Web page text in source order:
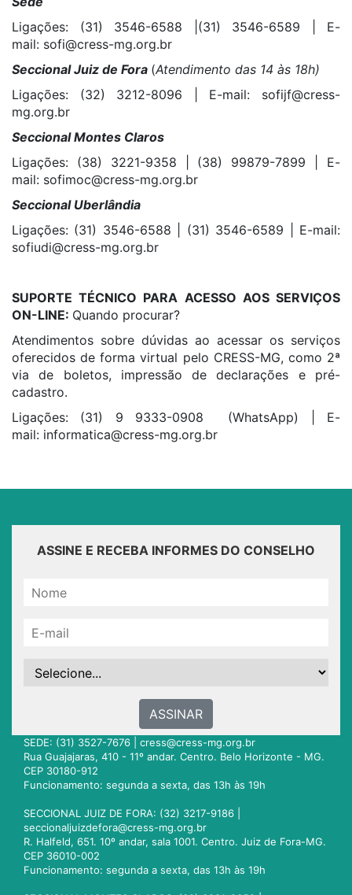
Ligações: (31) 3546-6588 |(31) 3546-6589 | E-
mail: sofi@cress-mg.org.br
Seccional Juiz de Fora (Atendimento das 14 às 18h)
Ligações: (32) 3212-8096 | E-mail: sofijf@cress-
mg.org.br
Seccional Montes Claros
Ligações: (38) 3221-9358 | (38) 99879-7899 | E-
mail: sofimoc@cress-mg.org.br
Seccional Uberlândia
Ligações: (31) 3546-6588 | (31) 3546-6589 | E-mail:
sofiudi@cress-mg.org.br
SUPORTE TÉCNICO PARA ACESSO AOS SERVIÇOS
ON-LINE: Quando procurar?
Atendimentos sobre dúvidas ao acessar os serviços
oferecidos de forma virtual pelo CRESS-MG, como 2ª
via de boletos, impressão de declarações e pré-
cadastro.
Ligações: (31) 9 9333-0908 (WhatsApp) | E-
mail: informatica@cress-mg.org.br
ASSINE E RECEBA INFORMES DO CONSELHO
ASSINAR
SEDE: (31) 3527-7676 | cress@cress-mg.org.br
Rua Guajajaras, 410 - 11º andar. Centro. Belo Horizonte - MG.
CEP 30180-912
Funcionamento: segunda a sexta, das 13h às 19h
SECCIONAL JUIZ DE FORA: (32) 3217-9186 |
seccionaljuizdefora@cress-mg.org.br
R. Halfeld, 651. 10º andar, sala 1001. Centro. Juiz de Fora-MG.
CEP 36010-002
Funcionamento: segunda a sexta, das 13h às 19h